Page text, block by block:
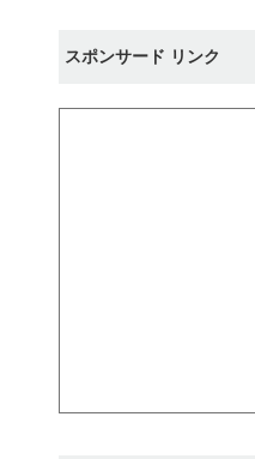
スポンサード リンク